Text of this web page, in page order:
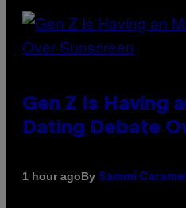
Gen Z Is Having
Dating Debate
1 hour agoBy Sammi